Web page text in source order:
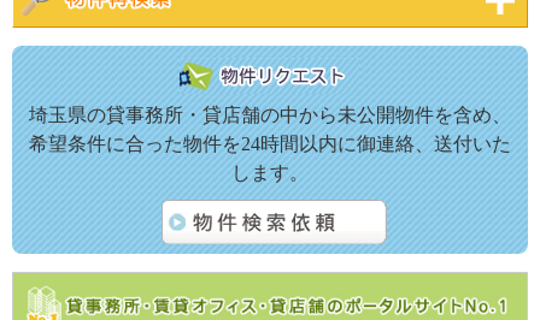
埼玉県の貸事務所・貸店舗の中から未公開物件を含め、
希望条件に合った物件を24時間以内に御連絡、送付いた
します。